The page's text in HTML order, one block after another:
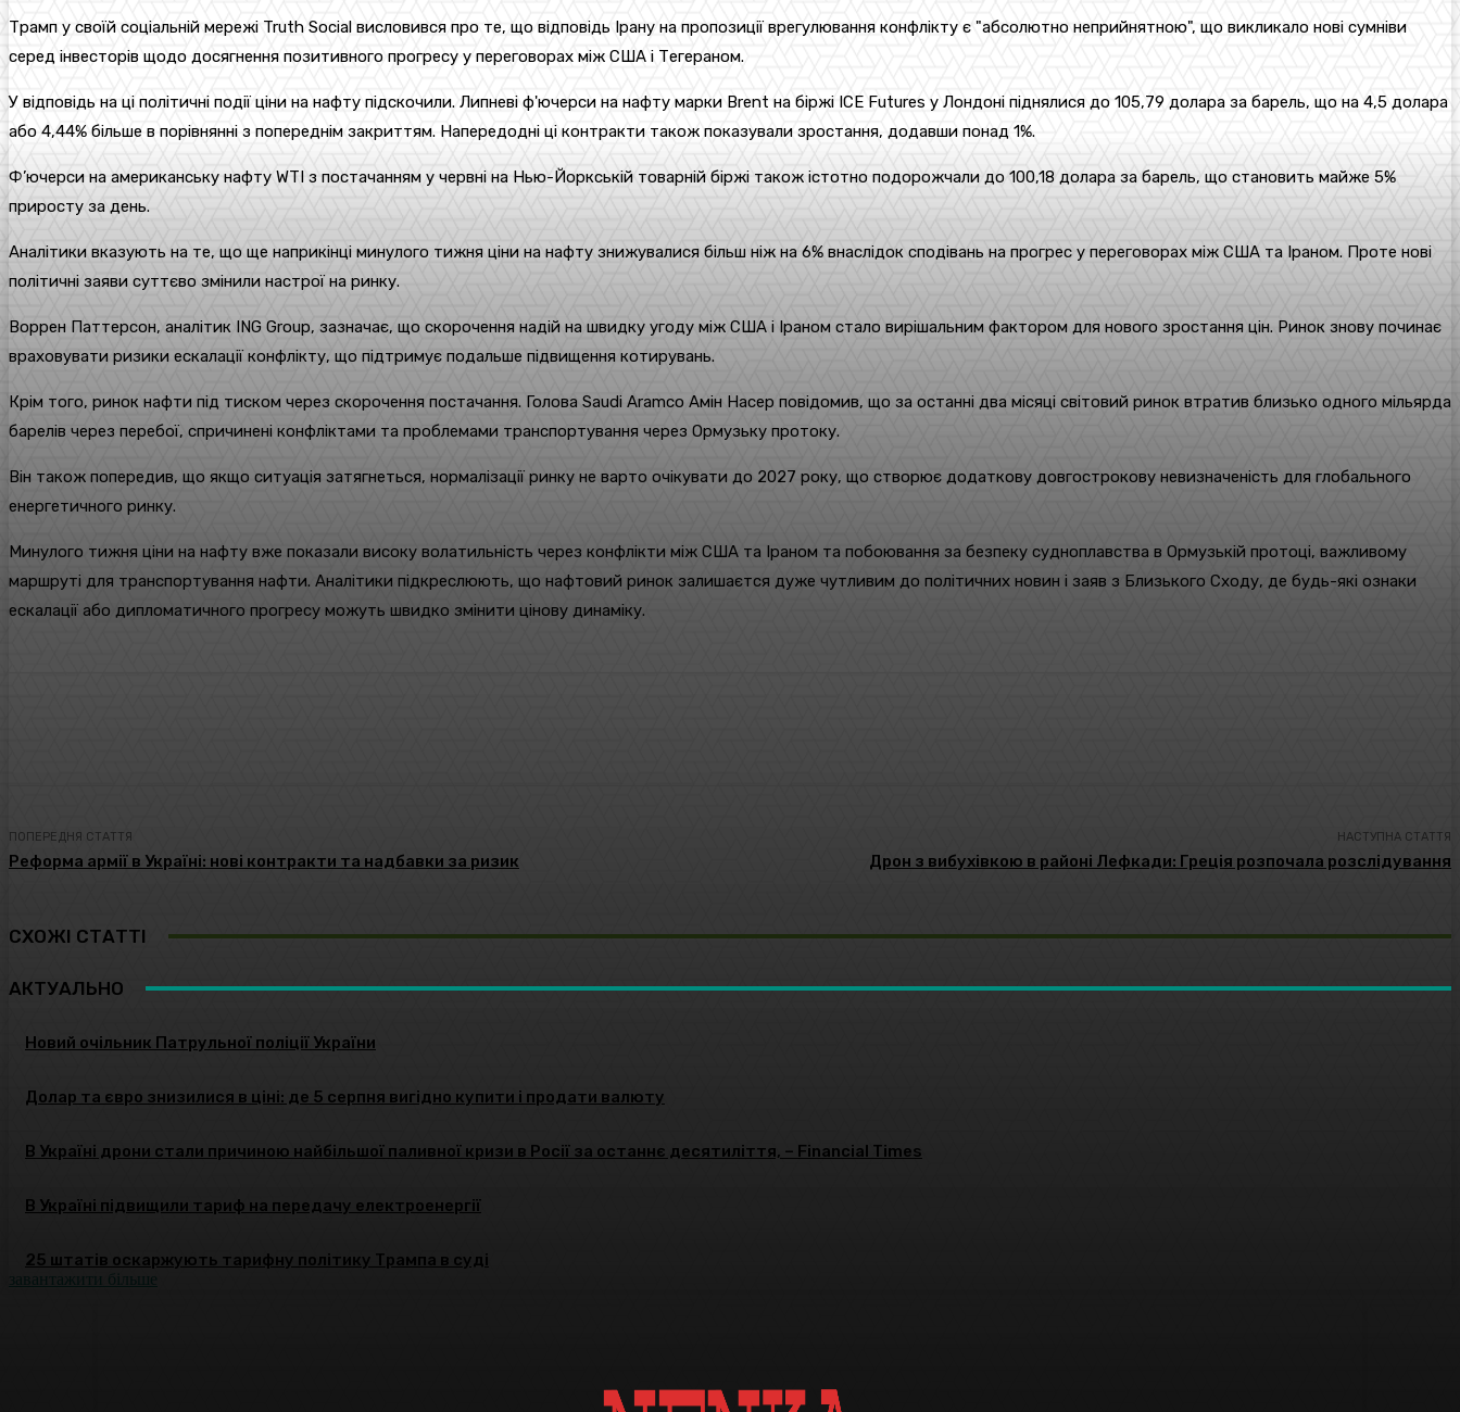
Трамп у своїй соціальній мережі Truth Social висловився про те, що відповідь Ірану на пропозиції врегулювання конфлікту є "абсолютно неприйнятною", що викликало нові сумніви
серед інвесторів щодо досягнення позитивного прогресу у переговорах між США і Тегераном.
У відповідь на ці політичні події ціни на нафту підскочили. Липневі ф'ючерси на нафту марки Brent на біржі ICE Futures у Лондоні піднялися до 105,79 долара за барель, що на 4,5 долара
або 4,44% більше в порівнянні з попереднім закриттям. Напередодні ці контракти також показували зростання, додавши понад 1%.
Ф’ючерси на американську нафту WTI з постачанням у червні на Нью-Йоркській товарній біржі також істотно подорожчали до 100,18 долара за барель, що становить майже 5%
приросту за день.
Аналітики вказують на те, що ще наприкінці минулого тижня ціни на нафту знижувалися більш ніж на 6% внаслідок сподівань на прогрес у переговорах між США та Іраном. Проте нові
політичні заяви суттєво змінили настрої на ринку.
Воррен Паттерсон, аналітик ING Group, зазначає, що скорочення надій на швидку угоду між США і Іраном стало вирішальним фактором для нового зростання цін. Ринок знову починає
враховувати ризики ескалації конфлікту, що підтримує подальше підвищення котирувань.
Крім того, ринок нафти під тиском через скорочення постачання. Голова Saudi Aramco Амін Насер повідомив, що за останні два місяці світовий ринок втратив близько одного мільярда
барелів через перебої, спричинені конфліктами та проблемами транспортування через Ормузьку протоку.
Він також попередив, що якщо ситуація затягнеться, нормалізації ринку не варто очікувати до 2027 року, що створює додаткову довгострокову невизначеність для глобального
енергетичного ринку.
Минулого тижня ціни на нафту вже показали високу волатильність через конфлікти між США та Іраном та побоювання за безпеку судноплавства в Ормузькій протоці, важливому
маршруті для транспортування нафти. Аналітики підкреслюють, що нафтовий ринок залишаєтся дуже чутливим до політичних новин і заяв з Близького Сходу, де будь-які ознаки
ескалації або дипломатичного прогресу можуть швидко змінити цінову динаміку.
ПОПЕРЕДНЯ СТАТТЯ
Реформа армії в Україні: нові контракти та надбавки за ризик
НАСТУПНА СТАТТЯ
Дрон з вибухівкою в районі Лефкади: Греція розпочала розслідування
СХОЖІ СТАТТІ
АКТУАЛЬНО
Новий очільник Патрульної поліції України
Долар та євро знизилися в ціні: де 5 серпня вигідно купити і продати валюту
В Україні дрони стали причиною найбільшої паливної кризи в Росії за останнє десятиліття, – Financial Times
В Україні підвищили тариф на передачу електроенергії
25 штатів оскаржують тарифну політику Трампа в суді
завантажити більше